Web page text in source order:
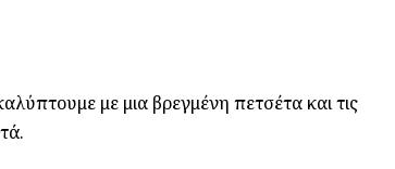
με μια βρεγμένη πετσέτα και τις